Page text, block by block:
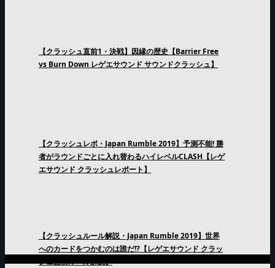
【クラッシュ直前1・決戦】因縁の歴史【Barrier Free
vs Burn Down レゲエサウンド サウンドクラッシュ】
【クラッシュレポ・Japan Rumble 2019】予測不能! 勝
者がラウンドごとに入れ替わるハイレベルCLASH【レゲ
エサウンド クラッシュレポート】
【クラッシュルール解説・Japan Rumble 2019】世界
へのカードをつかむのは誰だ!?【レゲエサウンド クラッ
シュ直前ルール解説】